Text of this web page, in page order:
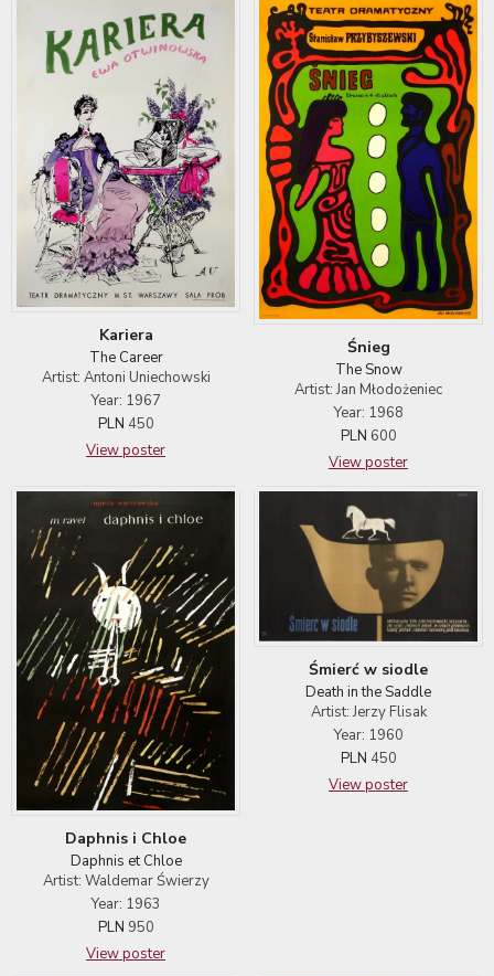
Kariera
The Career
Artist: Antoni Uniechowski
Year: 1967
PLN 450
View poster
Śnieg
The Snow
Artist: Jan Młodożeniec
Year: 1968
PLN 600
View poster
Daphnis i Chloe
Daphnis et Chloe
Artist: Waldemar Świerzy
Year: 1963
PLN 950
View poster
Śmierć w siodle
Death in the Saddle
Artist: Jerzy Flisak
Year: 1960
PLN 450
View poster